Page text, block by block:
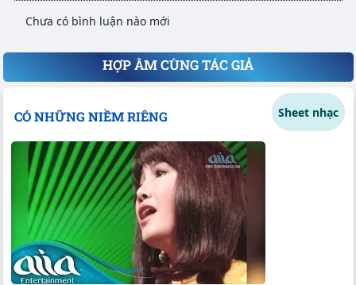
Chưa có bình luận nào mới
HỢP ÂM CÙNG TÁC GIẢ
CÓ NHỮNG NIỀM RIÊNG Sheet nhạc